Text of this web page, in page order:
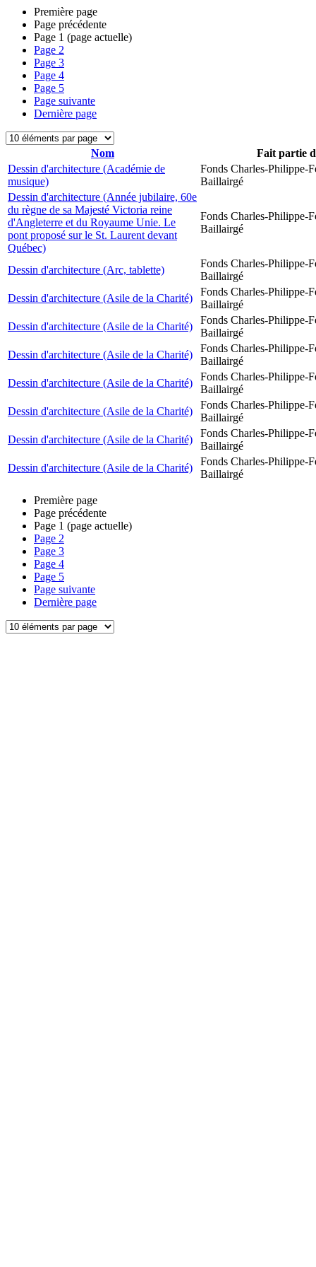
Première page
Page précédente
Page 1 (page actuelle)
Page 2
Page 3
Page 4
Page 5
Page suivante
Dernière page
Nom
Fait partie
Dessin d'architecture (Académie de
musique)
Fonds Charles-Philippe-
Baillairgé
Dessin d'architecture (Année jubilaire, 60e
du règne de sa Majesté Victoria reine
d'Angleterre et du Royaume Unie. Le
pont proposé sur le St. Laurent devant
Québec)
Fonds Charles-Philippe-
Baillairgé
Dessin d'architecture (Arc, tablette)
Fonds Charles-Philippe-
Baillairgé
Dessin d'architecture (Asile de la Charité)
Fonds Charles-Philippe-
Baillairgé
Dessin d'architecture (Asile de la Charité)
Fonds Charles-Philippe-
Baillairgé
Dessin d'architecture (Asile de la Charité)
Fonds Charles-Philippe-
Baillairgé
Dessin d'architecture (Asile de la Charité)
Fonds Charles-Philippe-
Baillairgé
Dessin d'architecture (Asile de la Charité)
Fonds Charles-Philippe-
Baillairgé
Dessin d'architecture (Asile de la Charité)
Fonds Charles-Philippe-
Baillairgé
Dessin d'architecture (Asile de la Charité)
Fonds Charles-Philippe-
Baillairgé
Première page
Page précédente
Page 1 (page actuelle)
Page 2
Page 3
Page 4
Page 5
Page suivante
Dernière page